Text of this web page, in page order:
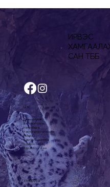
ИРВЭС
САН ТББ
Цэс
Нүүр
Бидний тухай
Баг, хамт олон
Хөтөлбөрүүд
Хэвлэгдсэн материал
Мэдээ
Хамтарч ажиллах
Холбоо барих
Бараа бүтээгдэхүүн
Хөтөлбөрүүд